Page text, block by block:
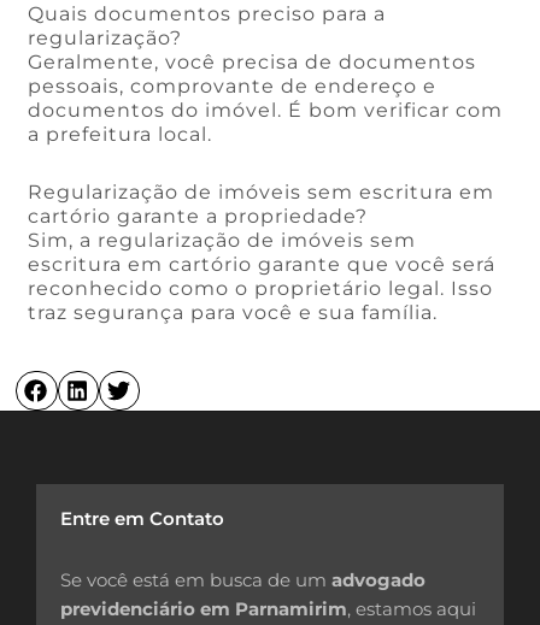
Quais documentos preciso para a
regularização?
Geralmente, você precisa de documentos
pessoais, comprovante de endereço e
documentos do imóvel. É bom verificar com
a prefeitura local.
Regularização de imóveis sem escritura em
cartório garante a propriedade?
Sim, a regularização de imóveis sem
escritura em cartório garante que você será
reconhecido como o proprietário legal. Isso
traz segurança para você e sua família.
Entre em Contato
Se você está em busca de um advogado
previdenciário em Parnamirim, estamos aqui